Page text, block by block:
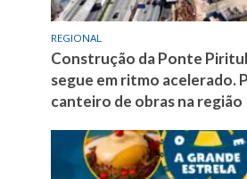
REGIONAL
Construção da Ponte
segue em ritmo acelerado.
canteiro de obras na região